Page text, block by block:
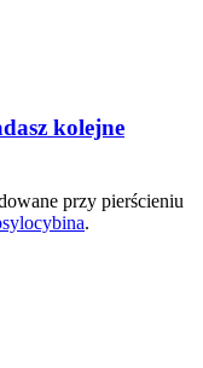
kolejne
przy pierścieniu
.